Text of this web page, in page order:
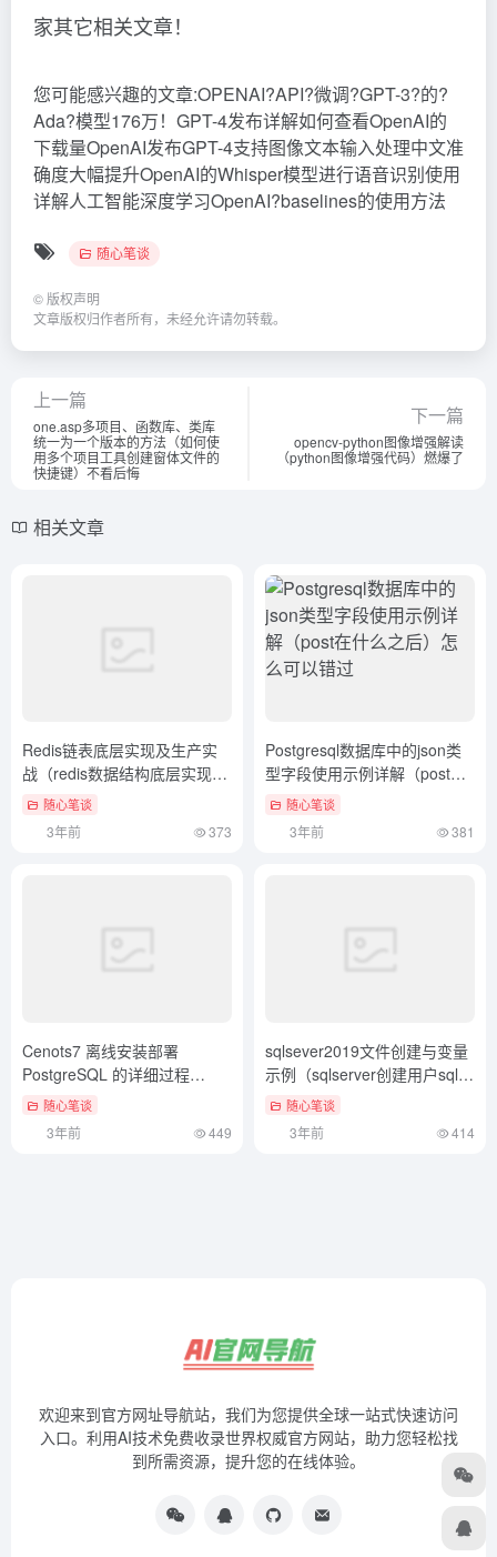
家其它相关文章！
您可能感兴趣的文章:OPENAI?API?微调?GPT-3?的?
Ada?模型176万！GPT-4发布详解如何查看OpenAI的
下载量OpenAI发布GPT-4支持图像文本输入处理中文准
确度大幅提升OpenAI的Whisper模型进行语音识别使用
详解人工智能深度学习OpenAI?baselines的使用方法
随心笔谈
© 版权声明
文章版权归作者所有，未经允许请勿转载。
上一篇
one.asp多项目、函数库、类库
统一为一个版本的方法（如何使
用多个项目工具创建窗体文件的
快捷键）不看后悔
下一篇
opencv-python图像增强解读
（python图像增强代码）燃爆了
相关文章
Redis链表底层实现及生产实
战（redis数据结构底层实现原
理）学到了吗
随心笔谈
3年前 373
Postgresql数据库中的json类
型字段使用示例详解（post在
什么之后）怎么可以错过
随心笔谈
3年前 381
Cenots7 离线安装部署
PostgreSQL 的详细过程
（centos7离线安装依赖包）
随心笔谈
3年前 449
sqlsever2019文件创建与变量
示例（sqlserver创建用户sql语
句）快来看
随心笔谈
3年前 414
欢迎来到官方网址导航站，我们为您提供全球一站式快速访问
入口。利用AI技术免费收录世界权威官方网站，助力您轻松找
到所需资源，提升您的在线体验。